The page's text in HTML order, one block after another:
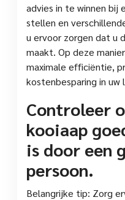
advies in te winnen bij
stellen en
u ervoor zorgen dat u
maakt. Op deze
maximale efficiëntie,
kostenbesparing in
Controleer
kooiaap
is door een
persoon.
Belangrijke tip: Zorg